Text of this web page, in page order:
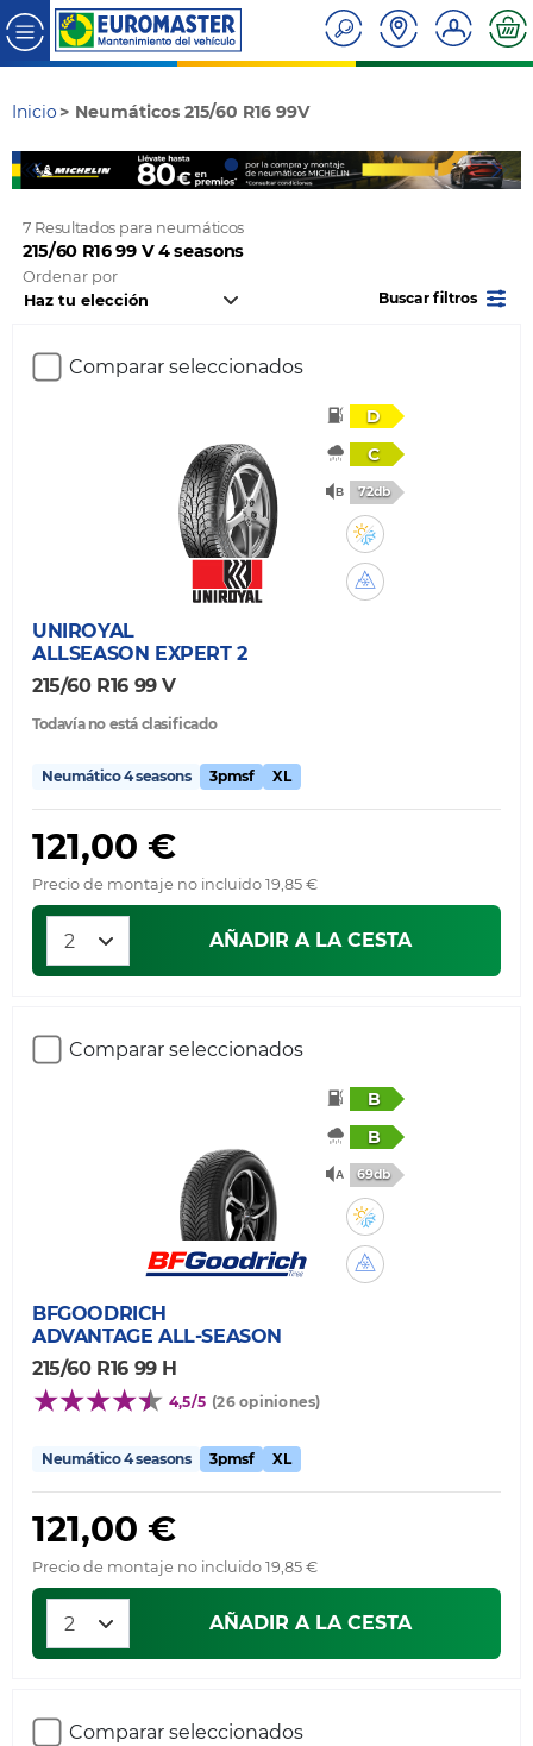
Inicio Neumáticos 215/60 R16 99V
7 Resultados para neumáticos
215/60 R16 99 V 4 seasons
Ordenar por
Buscar filtros
Comparar seleccionados
D
C
72db
UNIROYAL
ALLSEASON EXPERT 2
215/60 R16 99 V
Todavía no está clasificado
Neumático 4 seasons 3pmsf XL
121,00 €
Precio de montaje no incluido 19,85 €
AÑADIR A LA CESTA
Comparar seleccionados
B
B
69db
BFGOODRICH
ADVANTAGE ALL-SEASON
215/60 R16 99 H
4,5/5 (26 opiniones)
Neumático 4 seasons 3pmsf XL
121,00 €
Precio de montaje no incluido 19,85 €
AÑADIR A LA CESTA
Comparar seleccionados